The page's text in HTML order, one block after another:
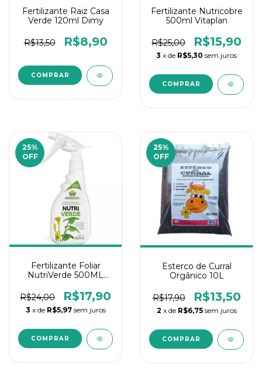
Fertilizante Raiz Casa
Verde 120ml Dimy
R$13,50 R$8,90
Fertilizante Nutricobre
500ml Vitaplan
R$25,00 R$15,90
3 x de R$5,30 sem juros
25%
OFF
Fertilizante Foliar
NutriVerde 500ML
R$24,00
R$17,90
3 x de R$5,97 sem juros
25%
OFF
Esterco de Curral
Orgânico 10L
R$17,90 R$13,50
2 x de R$6,75 sem juros